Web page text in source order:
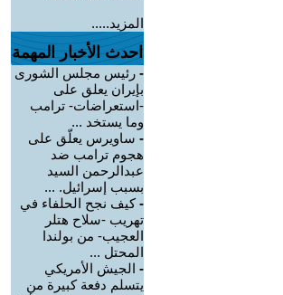
المزيد.....
احدث الأخبار المهمة
- رئيس مجلس الشورى
بإيران يعلق على
-استعراضات- ترامب
وما يستخد ...
- ساويرس يعلّق على
هجوم ترامب ضد
عبدالرحمن السيد
بسبب إسرائيل. ...
-كيف نجح الحلفاء في
تهريب -سلاح هتلر
العجيب- من بولندا
المحتل ...
- الجيش الأمريكي
يتسلم دفعة كبيرة من